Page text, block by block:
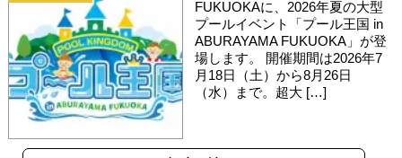
FUKUOKAに、2026年夏の大型
プールイベント「プール王国 in
ABURAYAMA FUKUOKA」が登
場します。 開催期間は2026年7
月18日（土）から8月26日
（水）まで。超大 […]